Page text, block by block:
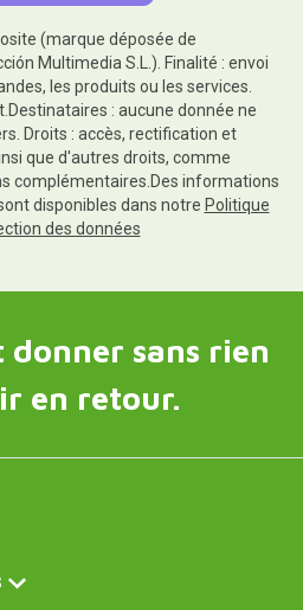
(marque déposée de
Multimedia S.L.). Finalité : envoi
les produits ou les services.
: aucune donnée ne
Droits : accès, rectification et
que d'autres droits, comme
complémentaires.Des informations
disponibles dans notre Politique
des données
donner sans rien
en retour.